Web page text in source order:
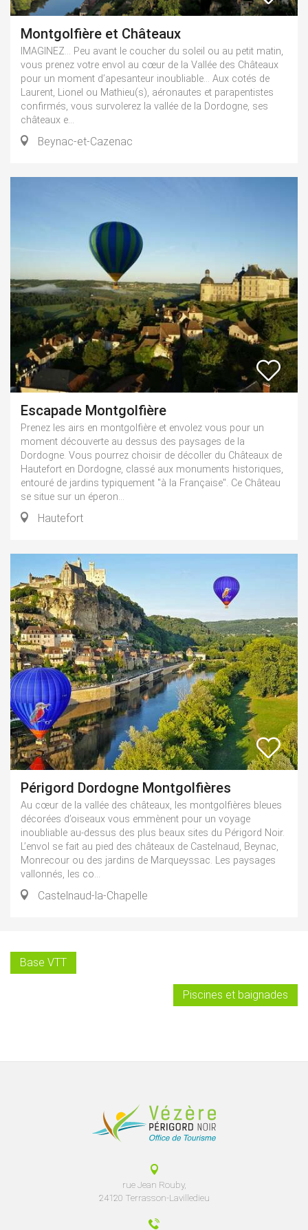
Montgolfière et Châteaux
IMAGINEZ… Peu avant le coucher du soleil ou au petit matin,
vous prenez votre envol au cœur de la Vallée des Châteaux
pour un moment d’apesanteur inoubliable… Aux cotés de
Laurent, Lionel ou Mathieu(s), aéronautes et parapentistes
confirmés, vous survolerez la vallée de la Dordogne, ses
châteaux e...
Beynac-et-Cazenac
Escapade Montgolfière
Prenez les airs en montgolfière et envolez vous pour un
moment découverte au dessus des paysages de la
Dordogne. Vous pourrez choisir de décoller du Châteaux de
Hautefort en Dordogne, classé aux monuments historiques,
entouré de jardins typiquement "à la Française". Ce Château
se situe sur un éperon...
Hautefort
Périgord Dordogne Montgolfières
Au cœur de la vallée des châteaux, les montgolfières bleues
décorées d’oiseaux vous emmènent pour un voyage
inoubliable au-dessus des plus beaux sites du Périgord Noir.
L’envol se fait au pied des châteaux de Castelnaud, Beynac,
Monrecour ou des jardins de Marqueyssac. Les paysages
vallonnés, les co...
Castelnaud-la-Chapelle
Base VTT
Piscines et baignades
rue Jean Rouby,
24120 Terrasson-Lavilledieu